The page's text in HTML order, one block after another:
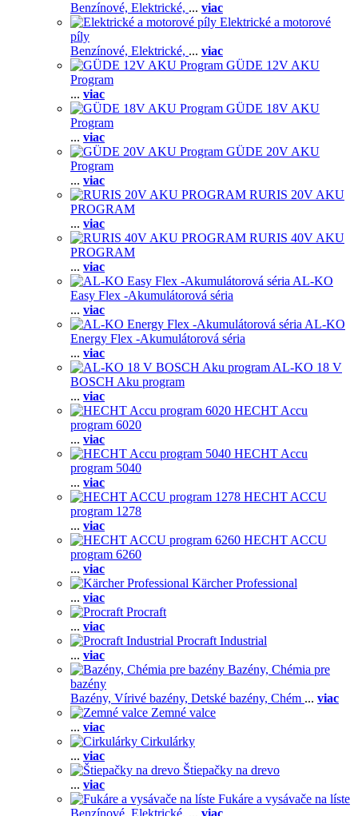
Benzínové, Elektrické, ... viac
Elektrické a motorové
píly
Benzínové, Elektrické, ... viac
GÜDE 12V AKU
Program
... viac
GÜDE 18V AKU
Program
... viac
GÜDE 20V AKU
Program
... viac
RURIS 20V AKU
PROGRAM
... viac
RURIS 40V AKU
PROGRAM
... viac
AL-KO
Easy Flex -Akumulátorová séria
... viac
AL-KO
Energy Flex -Akumulátorová séria
... viac
AL-KO 18 V
BOSCH Aku program
... viac
HECHT Accu
program 6020
... viac
HECHT Accu
program 5040
... viac
HECHT ACCU
program 1278
... viac
HECHT ACCU
program 6260
... viac
Kärcher Professional
... viac
Procraft
... viac
Procraft Industrial
... viac
Bazény, Chémia pre
bazény
Bazény, Vírivé bazény, Detské bazény, Chém ... viac
Zemné valce
... viac
Cirkulárky
... viac
Štiepačky na drevo
... viac
Fukáre a vysávače na líste
Benzínové, Elektrické, ... viac